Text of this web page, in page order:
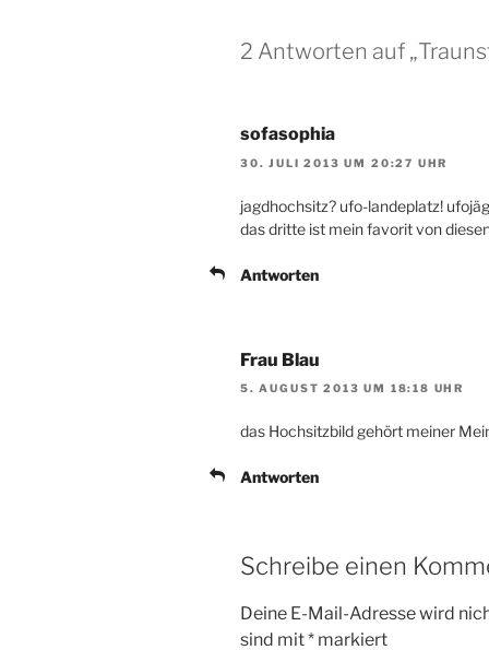
2 Antworten auf
sofasophia
30. JULI 2013 UM 20:27 UHR
jagdhochsitz? ufo-landeplatz!
das dritte ist mein favorit von
Antworten
Frau Blau
5. AUGUST 2013 UM 18:18 UHR
das Hochsitzbild gehört meiner
Antworten
Schreibe einen
Deine E-Mail-Adresse wird
sind mit* markiert